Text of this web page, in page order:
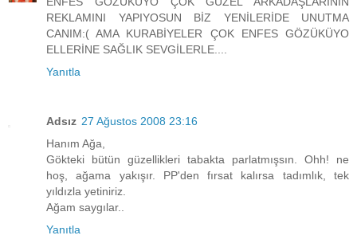
REKLAMINI YAPIYOSUN BİZ YENİLERİDE UNUTMA
CANIM:( AMA KURABİYELER ÇOK ENFES GÖZÜKÜYO
ELLERİNE SAĞLIK SEVGİLERLE....
Yanıtla
Adsız 27 Ağustos 2008 23:16
Hanım Ağa,
Gökteki bütün güzellikleri tabakta parlatmışsın. Ohh! ne
hoş, ağama yakışır. PP'den fırsat kalırsa tadımlık, tek
yıldızla yetiniriz.
Ağam saygılar..
Yanıtla